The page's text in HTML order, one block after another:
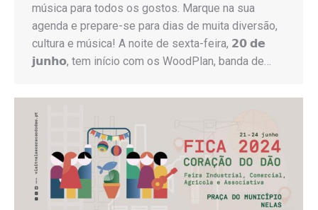
música para todos os gostos. Marque na sua
agenda e prepare-se para dias de muita diversão,
cultura e música! A noite de sexta-feira, 𝟮𝟬 𝗱𝗲
𝗷𝘂𝗻𝗵𝗼, tem início com os WoodPlan, banda de…